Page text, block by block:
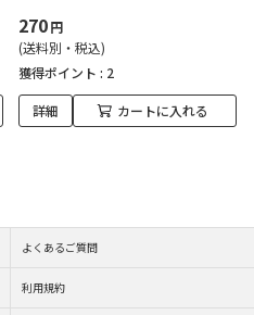
270円
(送料別・税込)
獲得ポイント : 2
詳細 カートに入れる
よくあるご質問
利用規約